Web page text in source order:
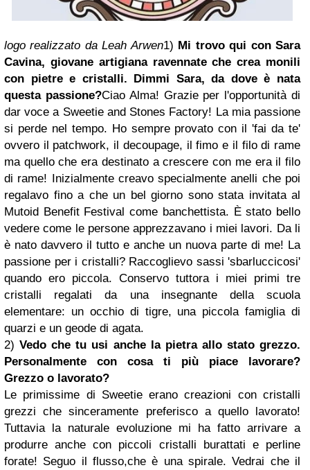
logo realizzato da Leah Arwen1) Mi trovo qui con Sara
Cavina, giovane artigiana ravennate che crea monili
con pietre e cristalli. Dimmi Sara, da dove è nata
questa passione?Ciao Alma! Grazie per l'opportunità di
dar voce a Sweetie and Stones Factory! La mia passione
si perde nel tempo. Ho sempre provato con il 'fai da te'
ovvero il patchwork, il decoupage, il fimo e il filo di rame
ma quello che era destinato a crescere con me era il filo
di rame! Inizialmente creavo specialmente anelli che poi
regalavo fino a che un bel giorno sono stata invitata al
Mutoid Benefit Festival come banchettista. È stato bello
vedere come le persone apprezzavano i miei lavori. Da li
è nato davvero il tutto e anche un nuova parte di me! La
passione per i cristalli? Raccoglievo sassi 'sbarluccicosi'
quando ero piccola. Conservo tuttora i miei primi tre
cristalli regalati da una insegnante della scuola
elementare: un occhio di tigre, una piccola famiglia di
quarzi e un geode di agata.
2)Vedo che tu usi anche la pietra allo stato grezzo.
Personalmente con cosa ti più piace lavorare?
Grezzo o lavorato?
Le primissime di Sweetie erano creazioni con cristalli
grezzi che sinceramente preferisco a quello lavorato!
Tuttavia la naturale evoluzione mi ha fatto arrivare a
produrre anche con piccoli cristalli burattati e perline
forate! Seguo il flusso,che è una spirale. Vedrai che il